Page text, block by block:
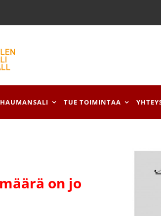
TUE TOIMINTAA
on jo